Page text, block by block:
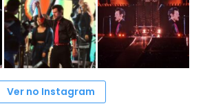
Ver no Instagram